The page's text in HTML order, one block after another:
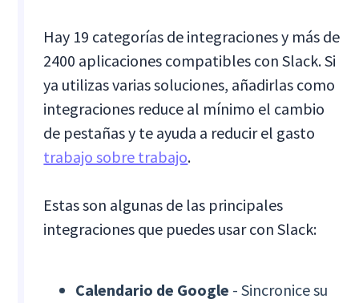
Hay 19 categorías de integraciones y más de
2400 aplicaciones compatibles con Slack. Si
ya utilizas varias soluciones, añadirlas como
integraciones reduce al mínimo el cambio
de pestañas y te ayuda a reducir el gasto
trabajo sobre trabajo.
Estas son algunas de las principales
integraciones que puedes usar con Slack:
Calendario de Google - Sincronice su